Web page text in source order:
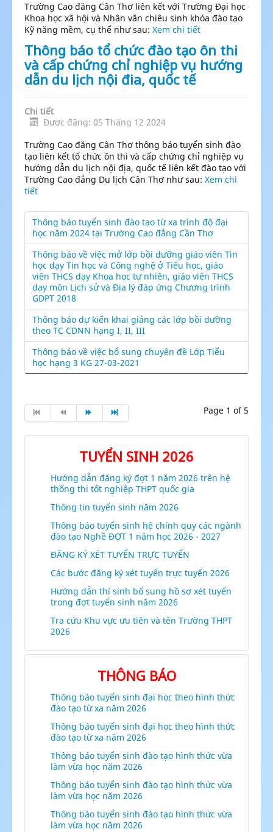
Trường Cao đăng Cân Thơ liên kết với Trường Đại học
Khoa học xã hội và Nhân văn chiêu sinh khóa đào tạo
Kỹ năng mềm, cụ thể như sau: Xem chi tiết
Thông báo tổ chức đào tạo ôn thi
và cấp chứng chỉ nghiệp vụ hướng
dẫn du lịch nội đia, quốc tế
Chi tiết
Được đăng: 05 Tháng 12 2024
Trường Cao đăng Cân Thơ thông báo tuyển sinh đào
tạo liên kết tổ chức ôn thi và cấp chứng chỉ nghiệp vụ
hướng dẫn du lịch nội địa, quốc tế liên kết đào tạo với
Trường Cao đẳng Du lịch Cân Thơ như sau: Xem chi
tiết
Thông báo tuyển sinh đào tạo từ xa trình độ đại
học năm 2024 tại Trường Cao đẳng Cần Thơ
Thông báo về việc mở lớp bồi dưỡng giáo viên Tin
học dạy Tin học và Công nghệ ở Tiểu học, giáo
viên THCS dạy Khoa học tự nhiên, giáo viên THCS
dạy môn Lịch sử và Địa lý đáp ứng Chương trình
GDPT 2018
Thông báo dự kiến khai giảng các lớp bồi dưỡng
theo TC CDNN hạng I, II, III
Thông báo về việc bổ sung chuyên đề Lớp Tiểu
học hạng 3 KG 27-03-2021
Page 1 of 5
TUYỂN SINH 2026
Hướng dẫn đăng ký đợt 1 năm 2026 trên hệ
thống thi tốt nghiệp THPT quốc gia
Thông tin tuyển sinh năm 2026
Thông báo tuyển sinh hệ chính quy các ngành
đào tạo Nghề ĐỢT 1 năm học 2026 - 2027
ĐĂNG KÝ XÉT TUYỂN TRỰC TUYẾN
Các bước đăng ký xét tuyển trực tuyến 2026
Hướng dẫn thí sinh bổ sung hồ sơ xét tuyển
trong đợt tuyển sinh năm 2026
Tra cứu Khu vực ưu tiên và tên Trường THPT
2026
THÔNG BÁO
Thông báo tuyển sinh đại học theo hình thức
đào tạo từ xa năm 2026
Thông báo tuyển sinh đại học theo hình thức
đào tạo từ xa năm 2026
Thông báo tuyển sinh đào tạo hình thức vừa
làm vừa học năm 2026
Thông báo tuyển sinh đào tạo hình thức vừa
làm vừa học năm 2026
Thông báo tuyển sinh đào tạo hình thức vừa
làm vừa học năm 2026